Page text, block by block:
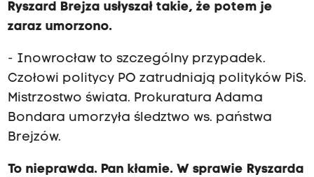
Ryszard Brejza usłyszał takie, że potem je
zaraz umorzono.
- Inowrocław to szczególny przypadek.
Czołowi politycy PO zatrudniają polityków PiS.
Mistrzostwo świata. Prokuratura Adama
Bondara umorzyła śledztwo ws. państwa
Brejzów.
To nieprawda. Pan kłamie. W sprawie Ryszarda